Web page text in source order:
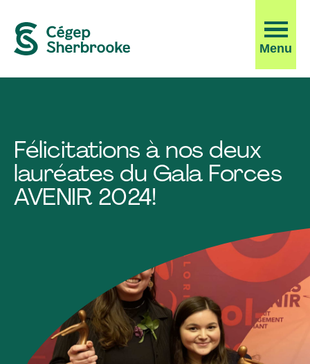
la
Menu
Félicitations à nos deux
lauréates du Gala Forces
AVENIR 2024!